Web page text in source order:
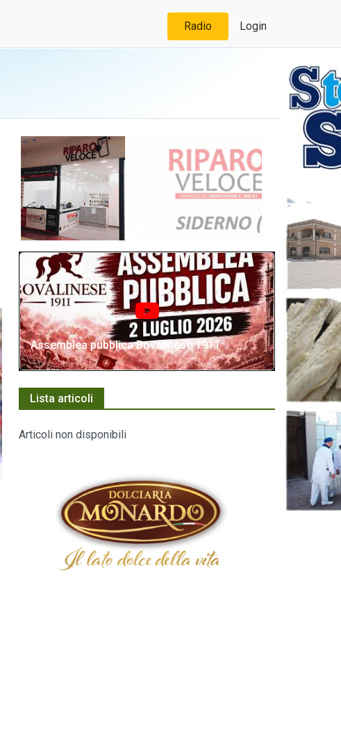
Radio Login
Assemblea pubblica Bovalinese 1911
Lista articoli
Articoli non disponibili